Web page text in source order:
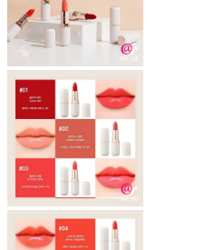
Бытовая химия